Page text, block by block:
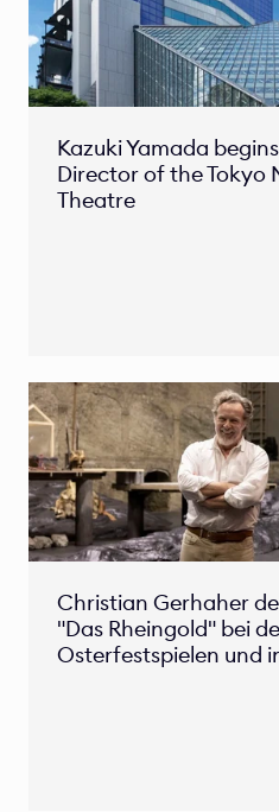
Kazuki Yamada
Director of the Tokyo
Theatre
Christian Gerhaher
"Das Rheingold" bei
Osterfestspielen und